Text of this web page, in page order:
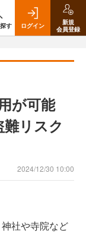
す ログイン
新規
会員登録
が可能
リスク
2024/12/30 10:00
社や寺院など